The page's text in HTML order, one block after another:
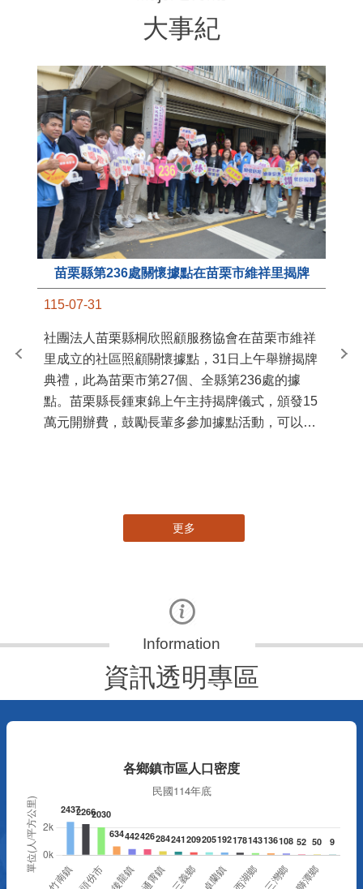
大事紀
苗栗縣第236處關懷據點在苗栗市維祥里揭牌
115-07-31
社團法人苗栗縣桐欣照顧服務協會在苗栗市維祥
里成立的社區照顧關懷據點，31日上午舉辦揭牌
典禮，此為苗栗市第27個、全縣第236處的據
點。苗栗縣長鍾東錦上午主持揭牌儀式，頒發15
萬元開辦費，鼓勵長輩多參加據點活動，可以更
苗
更多
資訊透明專區